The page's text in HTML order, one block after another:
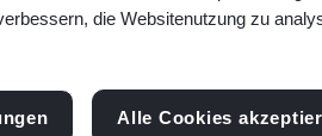
die Websitenutzung zu
Alle Cookies